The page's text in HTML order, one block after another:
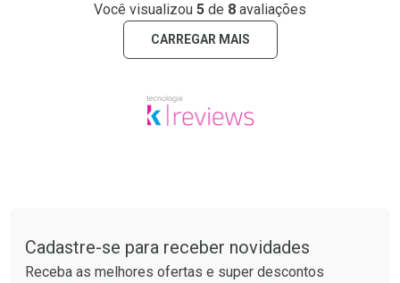
Você visualizou 5 de 8 avaliações
CARREGAR MAIS
Cadastre-se para receber novidades
Receba as melhores ofertas e super descontos